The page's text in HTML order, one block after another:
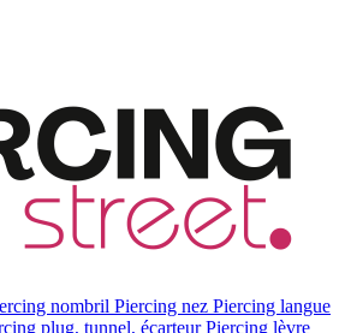
nombril Piercing nez Piercing langue
plug, tunnel, écarteurPiercing lèvre